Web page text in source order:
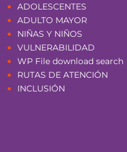
ADOLESCENTES
ADULTO MAYOR
NIÑAS Y NIÑOS
VULNERABILIDAD
WP File download search
RUTAS DE ATENCIÓN
INCLUSIÓN